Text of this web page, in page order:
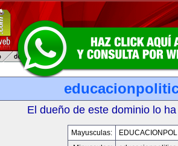
El dueño de este dominio lo
Mayusculas: